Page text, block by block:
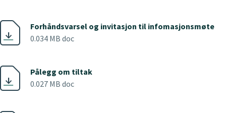
Forhåndsvarsel og invitasjon til infomasjonsmøte
0.034 MB doc
Pålegg om tiltak
0.027 MB doc